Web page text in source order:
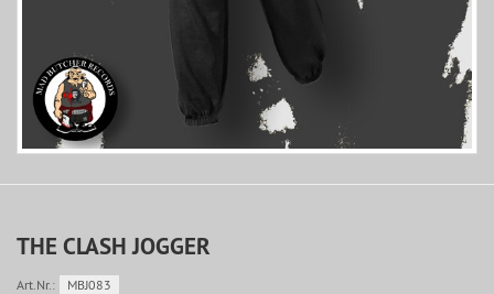
THE CLASH JOGGER
Art.Nr.: MBJ083